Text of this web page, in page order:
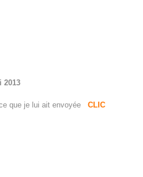
2013
que je lui ait envoyée
CLIC